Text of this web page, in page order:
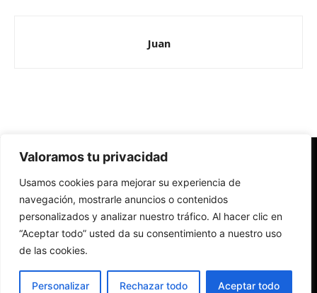
Valoramos tu privacidad
Usamos cookies para mejorar su experiencia de
navegación, mostrarle anuncios o contenidos
personalizados y analizar nuestro tráfico. Al hacer clic en
“Aceptar todo” usted da su consentimiento a nuestro uso
de las cookies.
Personalizar Rechazar todo Aceptar todo
Juan
Redes Cristianas
Una mirada alternativa sobre la Iglesia católica y la sociedad
- Colectivos de Redes Cristianas